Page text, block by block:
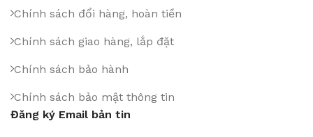
Chính sách đổi hàng, hoàn tiền
Chính sách giao hàng, lắp đặt
Chính sách bảo hành
Chính sách bảo mật thông tin
Đăng ký Email bản tin